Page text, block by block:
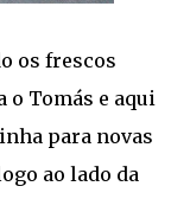
os frescos
Tomás e aqui
para novas
ao lado da